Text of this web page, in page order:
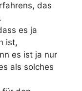
das
es ja
ist,
es ist ja nur
als solches